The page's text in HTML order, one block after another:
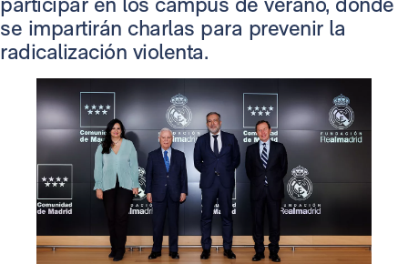
se impartirán charlas para prevenir la
radicalización violenta.